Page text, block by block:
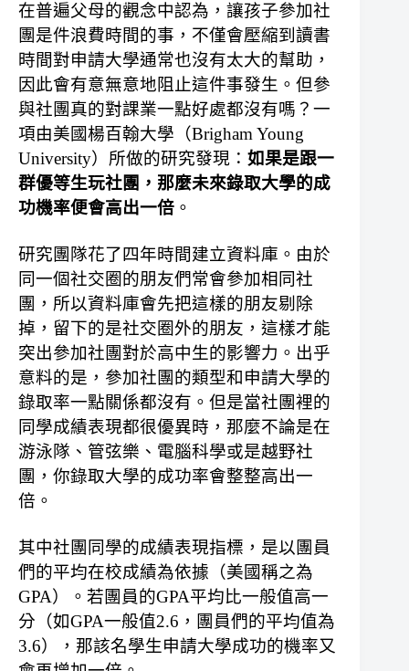
在普遍父母的觀念中認為，讓孩子參加社
團是件浪費時間的事，不僅會壓縮到讀書
時間對申請大學通常也沒有太大的幫助，
因此會有意無意地阻止這件事發生。但參
與社團真的對課業一點好處都沒有嗎？一
項由美國楊百翰大學（Brigham Young
University）所做的研究發現： 如果是跟一
群優等生玩社團，那麼未來錄取大學的成
功機率便會高出一倍 。
研究團隊花了四年時間建立資料庫。由於
同一個社交圈的朋友們常會參加相同社
團，所以資料庫會先把這樣的朋友剔除
掉，留下的是社交圈外的朋友，這樣才能
突出參加社團對於高中生的影響力。 出乎
意料的是，參加社團的類型和申請大學的
錄取率一點關係都沒有。但是當社團裡的
同學成績表現都很優異時，那麼不論是在
游泳隊、管弦樂、電腦科學或是越野社
團，你錄取大學的成功率會整整高出一
倍。
其中社團同學的成績表現指標，是以團員
們的平均在校成績為依據（美國稱之為
GPA）。若團員的GPA平均比一般值高一
分（如GPA一般值2.6，團員們的平均值為
3.6），那該名學生申請大學成功的機率又